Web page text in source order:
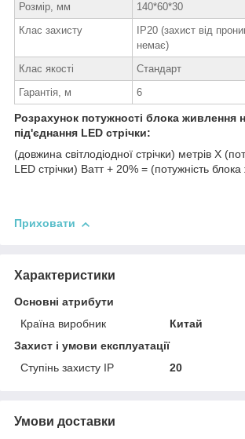
Розмір, мм
140*60*30
Клас захисту
IP20 (захист від
немає)
Клас якості
Стандарт
Гарантія, м
6
Розрахунок потужності блока живлення
під'єднання LED стрічки:
(довжина світлодіодної стрічки) метрів Х
LED стрічки) Ватт + 20% = (потужність
Приховати
Характеристики
Основні атрибути
Країна виробник
Китай
Захист і умови експлуатації
Ступінь захисту IP
20
Умови доставки